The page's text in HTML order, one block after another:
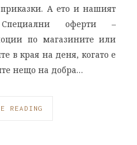
приказки. А ето и нашият
оферти –
по магазините или
в края на деня, когато е
нещо на добра…
READING